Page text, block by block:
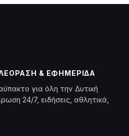
& ΕΦΗΜΕΡΊΔΑ
για όλη την Δυτική
24/7, ειδήσεις, αθλητικά,